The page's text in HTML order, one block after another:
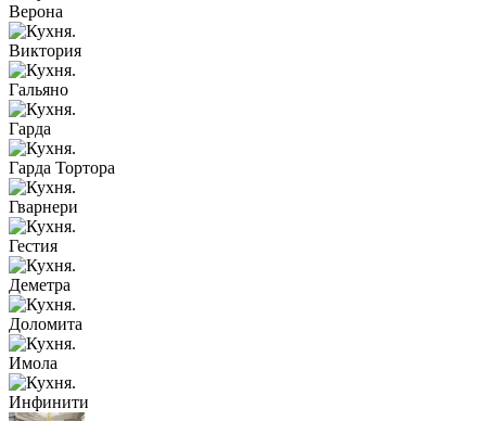
Верона
Виктория
Гальяно
Гарда
Гарда Тортора
Гварнери
Гестия
Деметра
Доломита
Имола
Инфинити